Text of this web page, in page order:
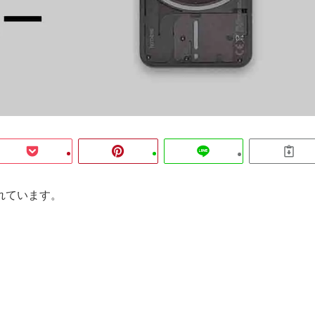
います。